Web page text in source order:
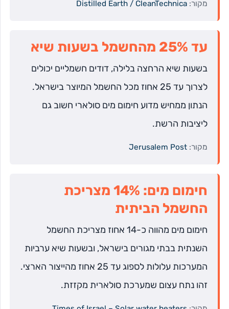
מקור: Distilled Earth / CleanTechnica
עד 25% מהחשמל בשעות שיא
בשעות שיא הרחצה בלילה, דודים חשמליים יכולים
לצרוך עד 25 אחוז מכל החשמל המיוצר בישראל.
הנתון ממחיש מדוע חימום מים סולארי חשוב גם
ליציבות הרשת.
מקור: Jerusalem Post
חימום מים: 14% מצריכת
החשמל הביתית
חימום מים מהווה כ-14 אחוז מצריכת החשמל
השנתית בבתי מגורים בישראל, ובשעות שיא ערביות
המערכות עלולות לספוג עד 25 אחוז מהייצור הארצי.
זהו נתח עצום שמערכת סולארית מקזזת.